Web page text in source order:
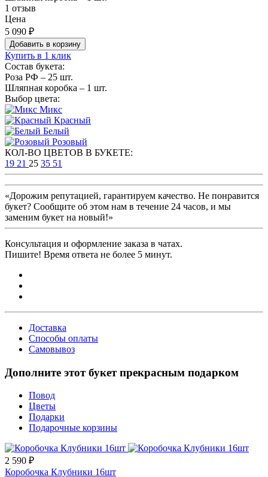
1 отзыв
Цена
5 090 ₽
Добавить в корзину
Купить в 1 клик
Состав букета:
Роза РФ – 25 шт.
Шляпная коробка – 1 шт.
Выбор цвета:
Микс
Красный
Белый
Розовый
КОЛ-ВО ЦВЕТОВ В БУКЕТЕ:
19 21 25 35 51
«Дорожим репутацией, гарантируем качество. Не понравится
букет? Сообщите об этом нам в течение 24 часов, и мы
заменим букет на новый!»
Консультация и оформление заказа в чатах.
Пишите! Время ответа не более 5 минут.
Доставка
Способы оплаты
Самовывоз
Дополните этот букет прекрасным подарком
Повод
Цветы
Подарки
Подарочные корзины
2 590 ₽
Коробочка Клубники 16шт